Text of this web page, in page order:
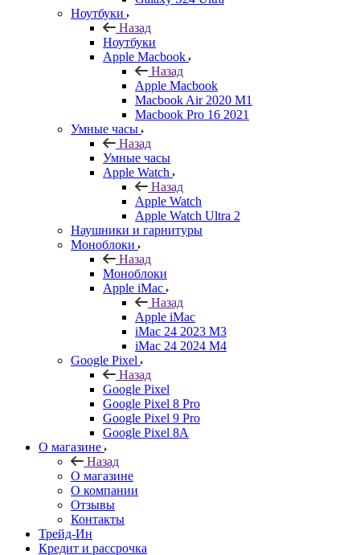
Ноутбуки
Назад
Ноутбуки
Apple Macbook
Назад
Apple Macbook
Macbook Air 2020 M1
Macbook Pro 16 2021
Умные часы
Назад
Умные часы
Apple Watch
Назад
Apple Watch
Apple Watch Ultra 2
Наушники и гарнитуры
Моноблоки
Назад
Моноблоки
Apple iMac
Назад
Apple iMac
iMac 24 2023 M3
iMac 24 2024 M4
Google Pixel
Назад
Google Pixel
Google Pixel 8 Pro
Google Pixel 9 Pro
Google Pixel 8A
О магазине
Назад
О магазине
О компании
Отзывы
Контакты
Трейд-Ин
Кредит и рассрочка